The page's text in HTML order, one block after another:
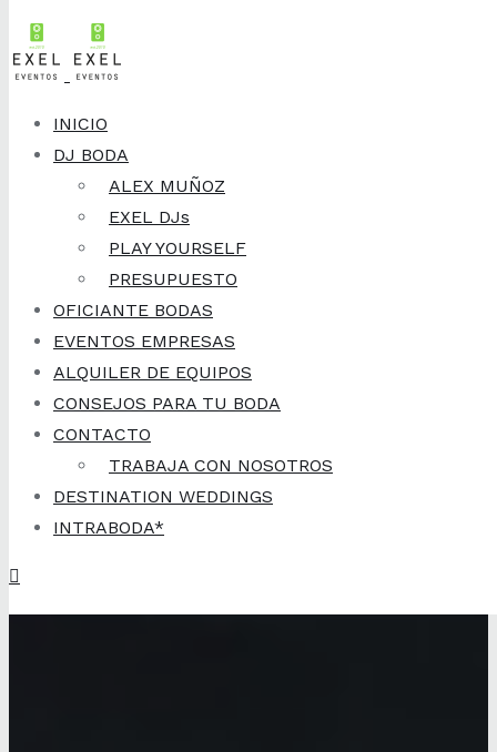
Skip to content
INICIO
DJ BODA
ALEX MUÑOZ
EXEL DJs
PLAY YOURSELF
PRESUPUESTO
OFICIANTE BODAS
EVENTOS EMPRESAS
ALQUILER DE EQUIPOS
CONSEJOS PARA TU BODA
CONTACTO
TRABAJA CON NOSOTROS
DESTINATION WEDDINGS
INTRABODA*